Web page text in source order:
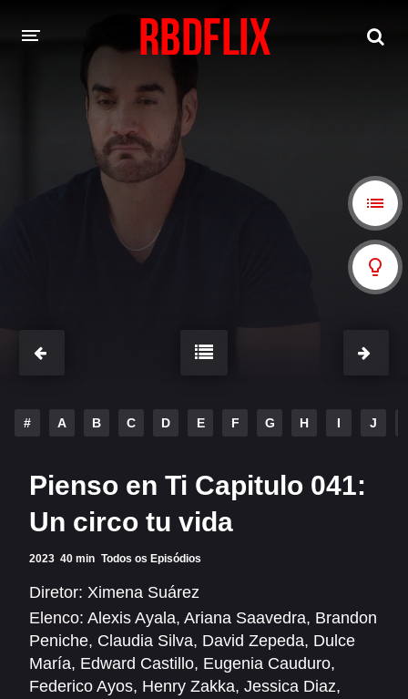
HOME
REBELDE
Rebelde: En Español
Christopher Von Uckermann
Alfonso Herrera Anahí
Dulce María Maite Perroni
RBD
Alfonso Herrera Anahí
Christian Chávez
Dulce María Maite Perroni
# A B C D E F G H I J
Pienso en Ti Capitulo 041:
Un circo tu vida
2023 40 min Todos os Episódios
Diretor: Ximena Suárez
Elenco: Alexis Ayala, Ariana Saavedra, Brandon
Peniche, Claudia Silva, David Zepeda, Dulce
María, Edward Castillo, Eugenia Cauduro,
Federico Ayos, Henry Zakka, Jessica Diaz,